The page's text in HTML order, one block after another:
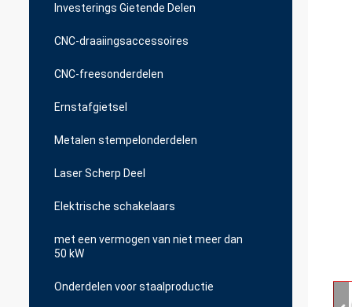
Investerings Gietende Delen
CNC-draaiingsaccessoires
CNC-freesonderdelen
Ernstafgietsel
Metalen stempelonderdelen
Laser Scherp Deel
Elektrische schakelaars
met een vermogen van niet meer dan
50 kW
Onderdelen voor staalproductie